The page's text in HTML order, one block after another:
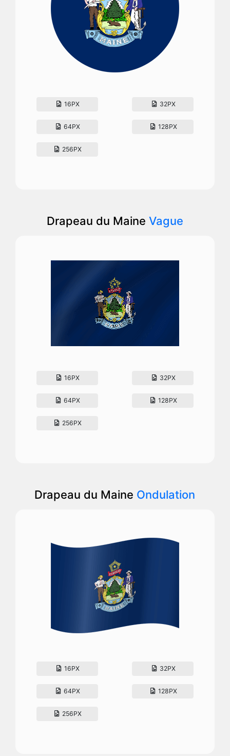
16PX 32PX
64PX 128PX
256PX
Drapeau du Maine Vague
16PX 32PX
64PX 128PX
256PX
Drapeau du Maine Ondulation
16PX 32PX
64PX 128PX
256PX